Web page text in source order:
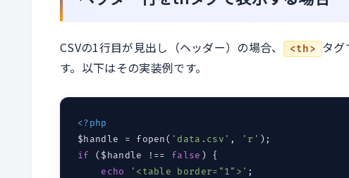
CSVの1行目が見出し（ヘッダー）の場合、 <th>
タグ
す。以下はその実装例です。
<?php
$handle = fopen( 'data.csv' , 'r'
if
($handle !== false ) {
echo
'<table border="1">' ;